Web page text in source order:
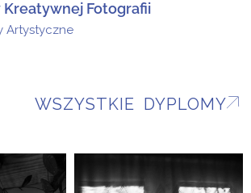
Kreatywnej Fotografii
Artystyczne
WSZYSTKIE DYPLOMY